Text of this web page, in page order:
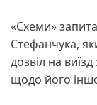
«Схеми»
Стефанчука,
дозвіл на
щодо його